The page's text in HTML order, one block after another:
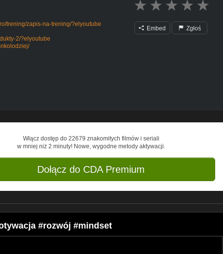
trening/zapis-na-trening/?elyoutube
2/?elyoutube
Embed Zgłoś
Włącz dostęp do 22679 znakomitych filmów i seriali
w mniej niż 2 minuty! Nowe, wygodne metody aktywacji.
Dołącz do CDA Premium
#rozwój #mindset